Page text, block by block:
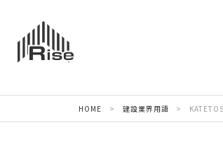
HOME > 建設業界用語 >